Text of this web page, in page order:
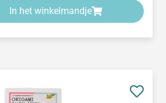
In het winkelmandje